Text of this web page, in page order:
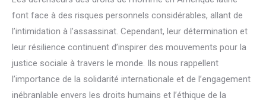
font face à des risques personnels considérables, allant de
l’intimidation à l’assassinat. Cependant, leur détermination et
leur résilience continuent d’inspirer des mouvements pour la
justice sociale à travers le monde. Ils nous rappellent
l’importance de la solidarité internationale et de l’engagement
inébranlable envers les droits humains et l’éthique de la